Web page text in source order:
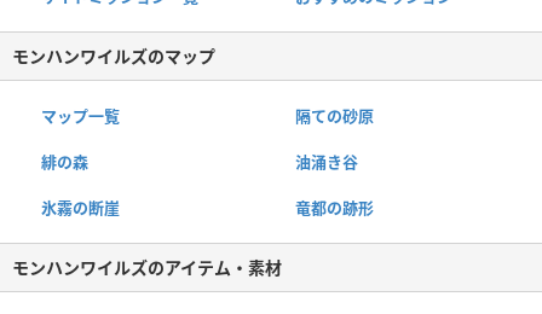
モンハンワイルズのマップ
マップ一覧 隔ての砂原
緋の森 油涌き谷
氷霧の断崖 竜都の跡形
モンハンワイルズのアイテム・素材